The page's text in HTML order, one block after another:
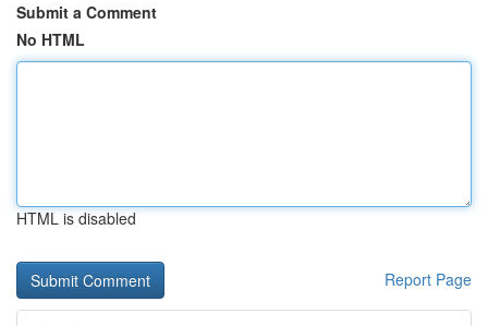
Submit a Comment
No HTML
HTML is disabled
Report Page